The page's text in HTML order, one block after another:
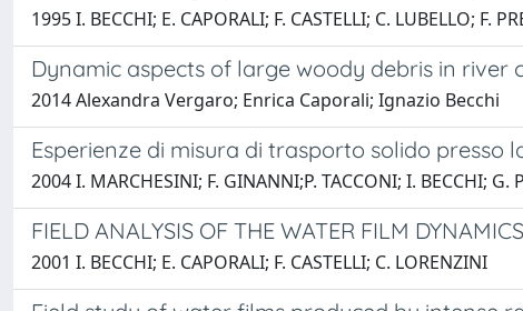
1995 I. BECCHI; E. CAPORALI; F. CASTELLI; C. LUBELLO; F.
Dynamic aspects of large woody debris in river
2014 Alexandra Vergaro; Enrica Caporali; Ignazio Becchi
Esperienze di misura di trasporto solido presso
2004 I. MARCHESINI; F. GINANNI;P. TACCONI; I. BECCHI; G.
FIELD ANALYSIS OF THE WATER FILM
2001 I. BECCHI; E. CAPORALI; F. CASTELLI; C. LORENZINI